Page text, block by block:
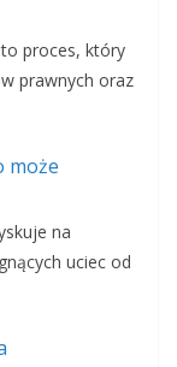
proces, który
prawnych oraz
może
na
uciec od